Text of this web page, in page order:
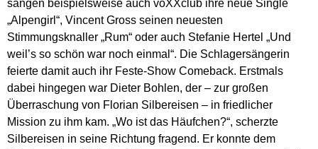
sangen beispielsweise auch voXXclub ihre neue Single
„Alpengirl“, Vincent Gross seinen neuesten
Stimmungsknaller „Rum“ oder auch Stefanie Hertel „Und
weil’s so schön war noch einmal“. Die Schlagersängerin
feierte damit auch ihr Feste-Show Comeback. Erstmals
dabei hingegen war Dieter Bohlen, der – zur großen
Überraschung von Florian Silbereisen – in friedlicher
Mission zu ihm kam. „Wo ist das Häufchen?“, scherzte
Silbereisen in seine Richtung fragend. Er konnte dem